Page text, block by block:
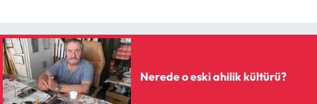
Nerede o eski ahilik kültürü?